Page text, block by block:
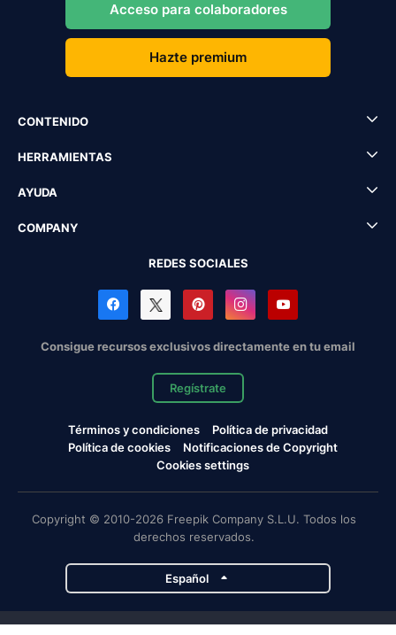
Acceso para colaboradores
Hazte premium
CONTENIDO
HERRAMIENTAS
AYUDA
COMPANY
REDES SOCIALES
Consigue recursos exclusivos directamente en tu email
Regístrate
Términos y condiciones
Política de privacidad
Política de cookies
Notificaciones de Copyright
Cookies settings
Copyright © 2010-2026 Freepik Company S.L.U. Todos los
derechos reservados.
Español